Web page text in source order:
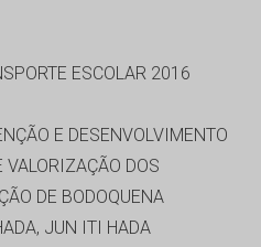
ESCOLAR 2016
E DESENVOLVIMENTO
VALORIZAÇÃO DOS
DE BODOQUENA
JUN ITI HADA